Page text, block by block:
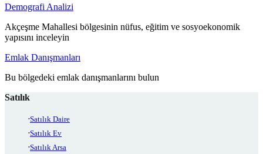
Demografi Analizi
Akçeşme Mahallesi bölgesinin nüfus, eğitim ve sosyoekonomik
yapısını inceleyin
Emlak Danışmanları
Bu bölgedeki emlak danışmanlarını bulun
Satılık
Satılık Daire
Satılık Ev
Satılık Arsa